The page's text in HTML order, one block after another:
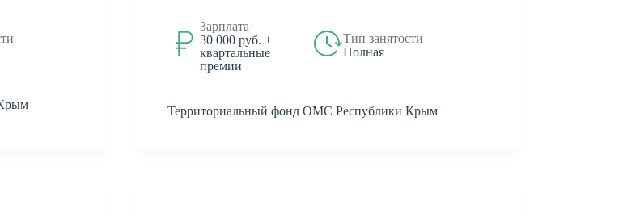
Зарплата
30 000 руб. +
квартальные
премии
Тип занятости
Полная
Территориальный фонд ОМС Республики Крым